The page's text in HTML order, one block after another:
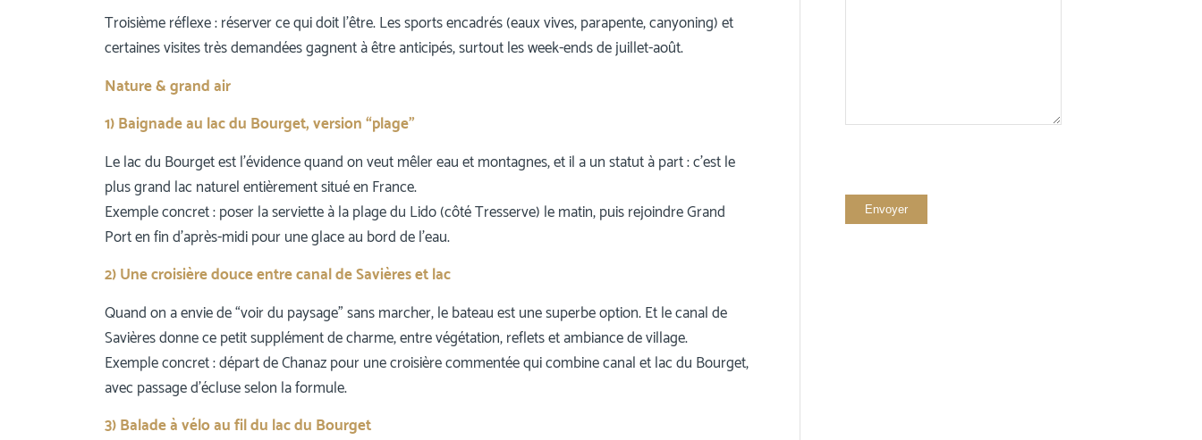
Troisième réflexe : réserver ce qui doit l’être. Les sports encadrés (eaux vives, parapente, canyoning) et
certaines visites très demandées gagnent à être anticipés, surtout les week-ends de juillet-août.
Nature & grand air
1) Baignade au lac du Bourget, version “plage”
Le lac du Bourget est l’évidence quand on veut mêler eau et montagnes, et il a un statut à part : c’est le
plus grand lac naturel entièrement situé en France.
Exemple concret : poser la serviette à la plage du Lido (côté Tresserve) le matin, puis rejoindre Grand
Port en fin d’après-midi pour une glace au bord de l’eau.
2) Une croisière douce entre canal de Savières et lac
Quand on a envie de “voir du paysage” sans marcher, le bateau est une superbe option. Et le canal de
Savières donne ce petit supplément de charme, entre végétation, reflets et ambiance de village.
Exemple concret : départ de Chanaz pour une croisière commentée qui combine canal et lac du Bourget,
avec passage d’écluse selon la formule.
3) Balade à vélo au fil du lac du Bourget